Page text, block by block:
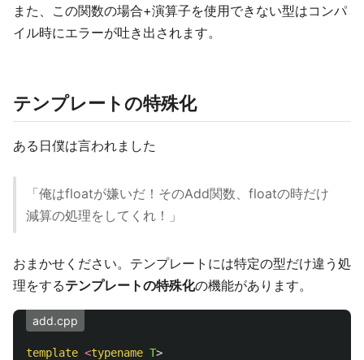
また、この関数の場合+演算子を使用できない型はコンパ
イル時にエラーが吐き出されます。
テンプレートの特殊化
ある日僕は言われました
「俺はfloatが嫌いだ！そのAdd関数、floatの時だけ
減算の処理をしてくれ！」
おまかせください。テンプレートには特定の型だけ違う処
理をするテンプレートの特殊化の機能があります。
add.cpp
template <typename T>